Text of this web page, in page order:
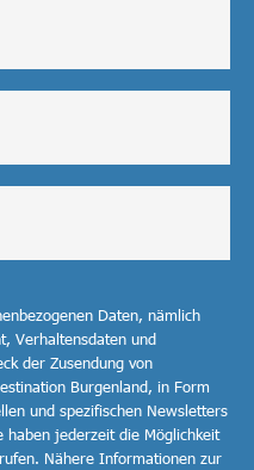
Daten, nämlich
Verhaltensdaten und
der Zusendung von
Burgenland, in Form
und spezifischen Newsletters
jederzeit die Möglichkeit
Nähere Informationen zur